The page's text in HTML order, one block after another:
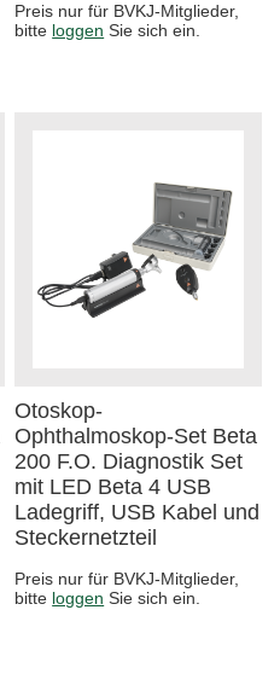
Preis nur für BVKJ-Mitglieder,
bitte loggen Sie sich ein.
Otoskop-
Ophthalmoskop-Set Beta
200 F.O. Diagnostik Set
mit LED Beta 4 USB
Ladegriff, USB Kabel und
Steckernetzteil
Preis nur für BVKJ-Mitglieder,
bitte loggen Sie sich ein.